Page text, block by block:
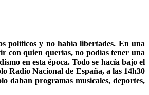
políticos y no había libertades. En una
con quien querías, no podías tener una
en esta época. Todo se hacía bajo el
Radio Nacional de España, a las 14h30
daban programas musicales, deportes,